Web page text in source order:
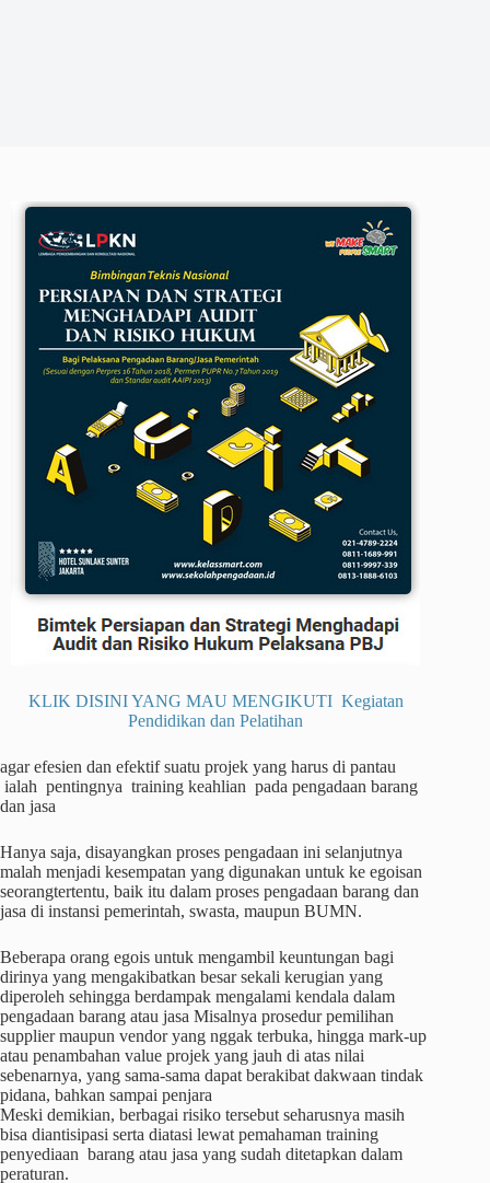
KLIK DISINI YANG MAU MENGIKUTI Kegiatan
Pendidikan dan Pelatihan
agar efesien dan efektif suatu projek yang harus di pantau
ialah pentingnya training keahlian pada pengadaan barang
dan jasa
Hanya saja, disayangkan proses pengadaan ini selanjutnya
malah menjadi kesempatan yang digunakan untuk ke egoisan
seorangtertentu, baik itu dalam proses pengadaan barang dan
jasa di instansi pemerintah, swasta, maupun BUMN.
Beberapa orang egois untuk mengambil keuntungan bagi
dirinya yang mengakibatkan besar sekali kerugian yang
diperoleh sehingga berdampak mengalami kendala dalam
pengadaan barang atau jasa Misalnya prosedur pemilihan
supplier maupun vendor yang nggak terbuka, hingga mark-up
atau penambahan value projek yang jauh di atas nilai
sebenarnya, yang sama-sama dapat berakibat dakwaan tindak
pidana, bahkan sampai penjara
Meski demikian, berbagai risiko tersebut seharusnya masih
bisa diantisipasi serta diatasi lewat pemahaman training
penyediaan barang atau jasa yang sudah ditetapkan dalam
peraturan.